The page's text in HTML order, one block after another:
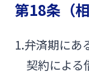
第18条（相
1.弁済期にあ
契約による